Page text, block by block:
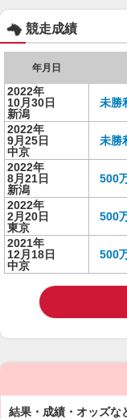
競走成績
年月日
2022年
10月30日
新潟
未勝
2022年
9月25日
中京
未勝
2022年
8月21日
新潟
500
2022年
2月20日
東京
500
2021年
12月18日
中京
500
結果・成績・オッズな